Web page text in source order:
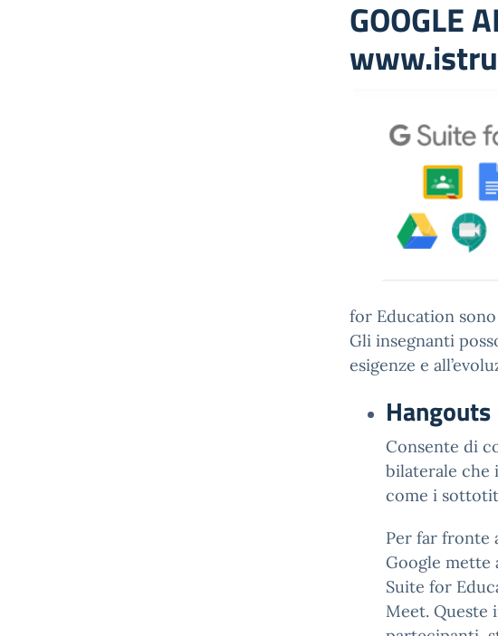
GOOGLE
for Education
Gli insegnanti
esigenze e
Consente di
bilaterale che
come i
Per far fronte
Google mette
Suite for
Meet. Queste